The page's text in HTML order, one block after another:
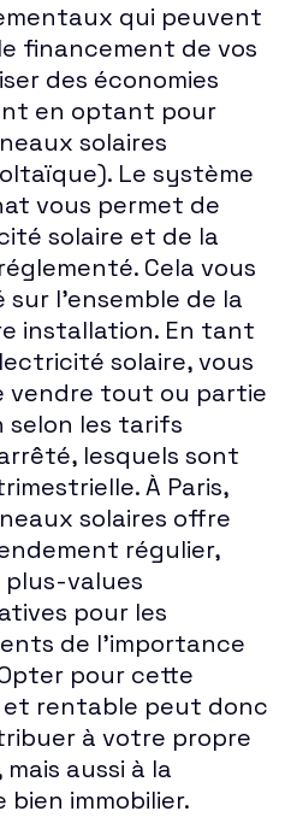
qui peuvent
financement de vos
des économies
en optant pour
solaires
Le système
vous permet de
solaire et de la
Cela vous
l'ensemble de la
installation. En tant
solaire, vous
vendre tout ou partie
les tarifs
lesquels sont
À Paris,
solaires offre
régulier,
plus-values
pour les
de l'importance
pour cette
rentable peut donc
à votre propre
aussi à la
immobilier.